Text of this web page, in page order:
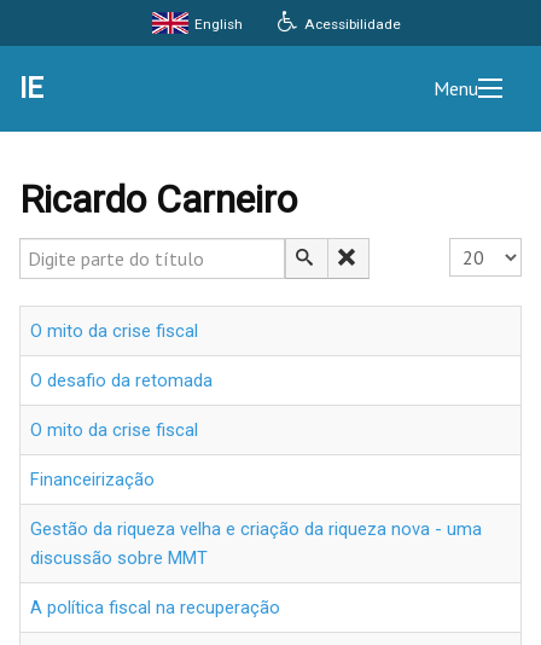
Acessibilidade
English
IE Menu
Ricardo Carneiro
Digite parte do título Exibir #
O mito da crise fiscal
O desafio da retomada
O mito da crise fiscal
Financeirização
Gestão da riqueza velha e criação da riqueza nova - uma
discussão sobre MMT
A política fiscal na recuperação